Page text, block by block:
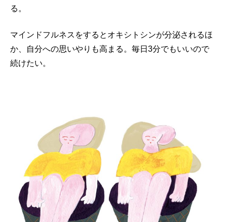
る。
マインドフルネスをするとオキシトシンが分泌されるほ
か、自分への思いやりも高まる。毎日3分でもいいので
続けたい。